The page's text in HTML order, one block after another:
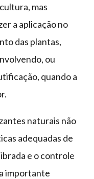
mas
a aplicação no
das plantas,
ou
quando a
naturais não
adequadas de
e o controle
importante